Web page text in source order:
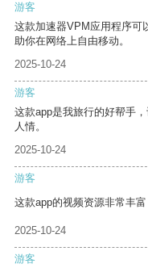
游客
这款加速器VPM应用程序可
助你在网络上自由移动。
2025-10-24
游客
这款app是我旅行的好帮手
人情。
2025-10-24
游客
这款app的视频资源非常丰
2025-10-24
游客